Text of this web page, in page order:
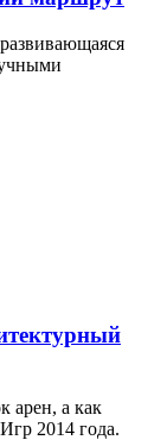
арен, а как
2014 года.